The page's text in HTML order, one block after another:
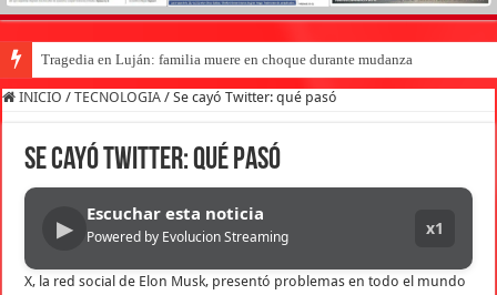
Tragedia en Luján: familia muere en choque durante mudanza
INICIO / TECNOLOGIA / Se cayó Twitter: qué pasó
Se cayó Twitter: qué pasó
▶
Escuchar esta noticia
Powered by Evolucion Streaming x1
X, la red social de Elon Musk, presentó problemas en todo el mundo